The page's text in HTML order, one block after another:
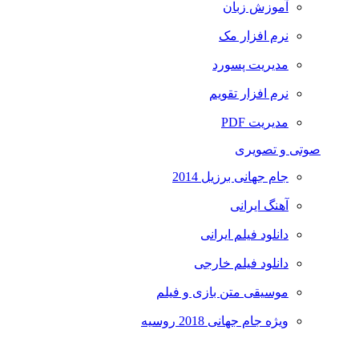
آموزش زبان
نرم افزار مک
مدیریت پسورد
نرم افزار تقویم
مدیریت PDF
صوتی و تصویری
جام جهانی برزیل 2014
آهنگ ایرانی
دانلود فیلم ایرانی
دانلود فیلم خارجی
موسیقی متن بازی و فیلم
ویژه جام جهانی 2018 روسیه